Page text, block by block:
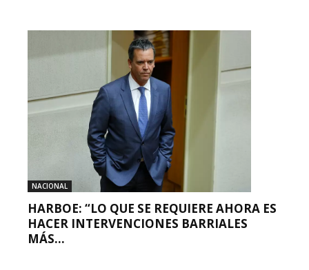
NACIONAL
HARBOE: “LO QUE SE REQUIERE AHORA ES
HACER INTERVENCIONES BARRIALES
MÁS...